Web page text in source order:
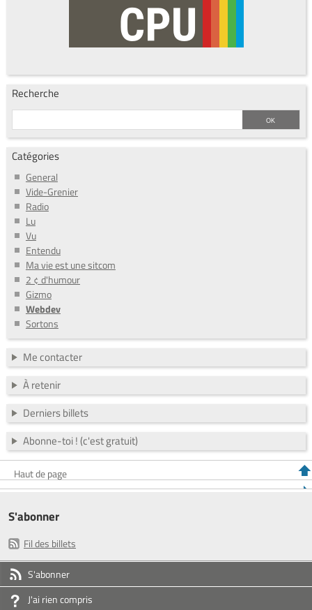
Recherche
Catégories
General
Vide-Grenier
Radio
Lu
Vu
Entendu
Ma vie est une sitcom
2 ¢ d'humour
Gizmo
Webdev
Sortons
Me contacter
À retenir
Derniers billets
Abonne-toi ! (c'est gratuit)
Haut de page
S'abonner
Fil des billets
S'abonner
J'ai rien compris